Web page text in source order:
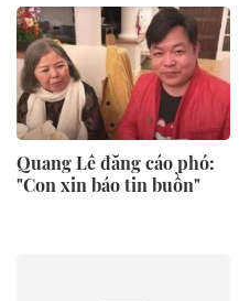
Quang Lê đăng cáo phó:
"Con xin báo tin buồn"